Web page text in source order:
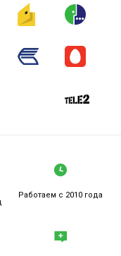
Работаем с 2010 года